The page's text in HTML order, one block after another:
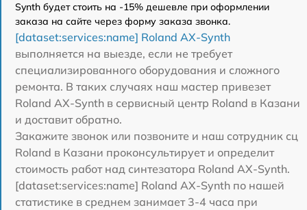
Synth будет стоить на -15% дешевле при оформлении
заказа на сайте через форму заказа звонка.
[dataset:services:name] Roland AX-Synth
выполняется на выезде, если не требует
специализированного оборудования и сложного
ремонта. В таких случаях наш мастер привезет
Roland AX-Synth в сервисный центр Roland в Казани
и доставит обратно.
Закажите звонок или позвоните и наш сотрудник сц
Roland в Казани проконсультирует и определит
стоимость работ над синтезатора Roland AX-Synth.
[dataset:services:name] Roland AX-Synth по нашей
статистике в среднем занимает 3-4 часа при